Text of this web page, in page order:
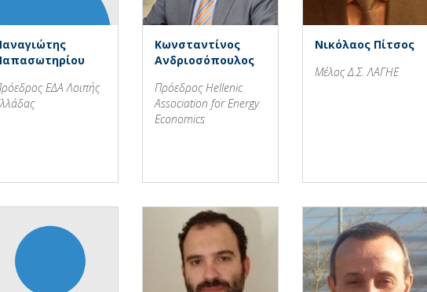
ΕΔΑ Λοιπής
Κωνσταντίνος
Ανδριοσόπουλος
Πρόεδρος Hellenic
Association for Energy
Economics
Νικόλαος Πίτσος
Μέλος Δ.Σ. ΛΑΓΗΕ